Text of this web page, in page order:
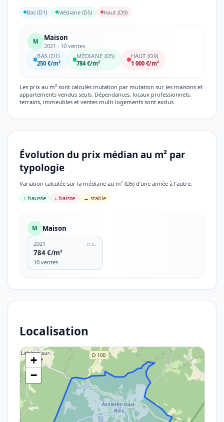
Bas (D1) Médiane (D5) Haut (D9)
M Maison
2021 · 10 ventes
BAS (D1)
250 €/m²
MÉDIANE (D5)
784 €/m²
HAUT (D9)
1 000 €/m²
Les prix au m² sont calculés mutation par mutation sur les maisons et
appartements vendus seuls. Dépendances, locaux professionnels,
terrains, immeubles et ventes multi-logements sont exclus.
Évolution du prix médian au m² par
typologie
Variation calculée sur la médiane au m² (D5) d’une année à l’autre.
↑ hausse
↓ baisse → stable
M Maison
2021 n.c.
784 €/m²
10 ventes
Localisation
+
−